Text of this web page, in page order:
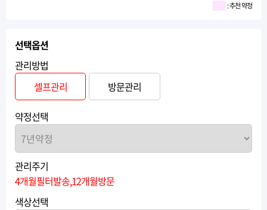
: 추천 약정
선택옵션
관리방법
셀프관리
방문관리
약정선택
관리주기
4개월필터발송,12개월방문
색상선택